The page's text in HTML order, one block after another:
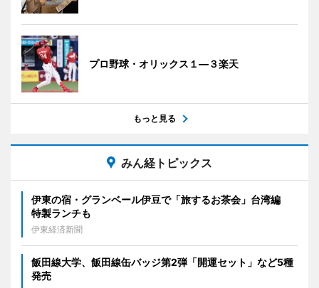
プロ野球・オリックス１―３楽天
もっと見る
みん経トピックス
伊東の宿・グランベール伊豆で「旅するお茶会」台湾編
特製ランチも
伊東経済新聞
飯田線大学、飯田線缶バッジ第2弾「開運セット」など5種
発売